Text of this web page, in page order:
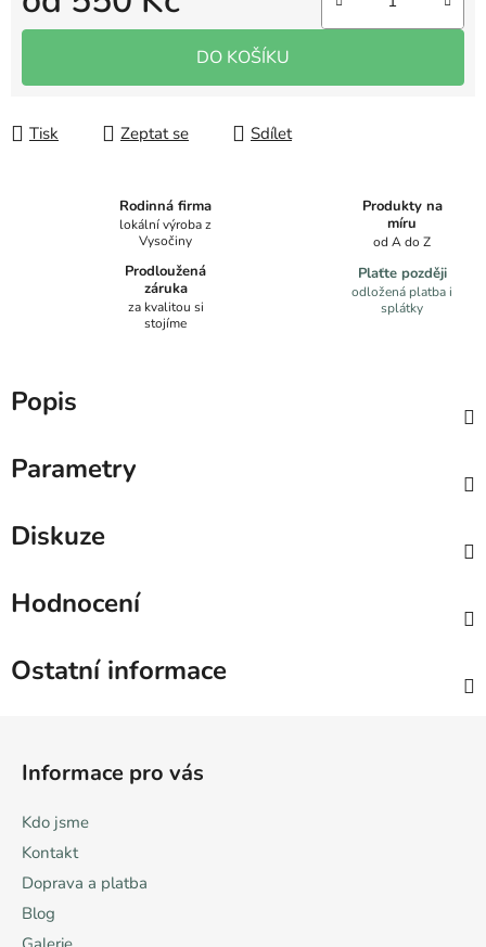
Měrná cena:
DO KOŠÍKU
Tisk Zeptat se Sdílet
Rodinná firma
lokální výroba z
Vysočiny
Produkty na
míru
od A do Z
Prodloužená
záruka
za kvalitou si
stojíme
Plaťte později
odložená platba i
splátky
Popis
Parametry
Diskuze
Hodnocení
Ostatní informace
Informace pro vás
Kdo jsme
Kontakt
Doprava a platba
Blog